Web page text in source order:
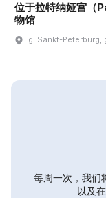
位于拉特纳娅宫（
物馆
g. Sankt-Peterburg,
每周一次，我们
以及